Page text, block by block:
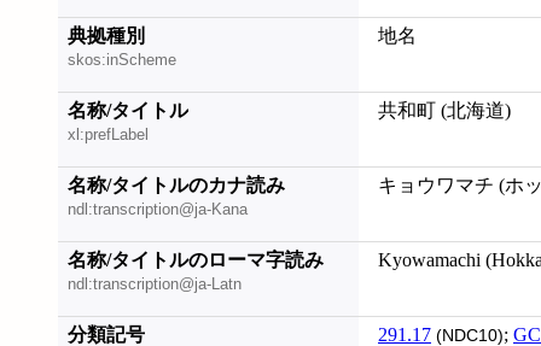
典拠種別
skos:inScheme
地名
名称/タイトル
xl:prefLabel
共和町 (北海道)
名称/タイトルのカナ読み
ndl:transcription@ja-Kana
キョウワマチ (ホ
名称/タイトルのローマ字読み
ndl:transcription@ja-Latn
Kyowamachi
分類記号 291.17 (NDC10);